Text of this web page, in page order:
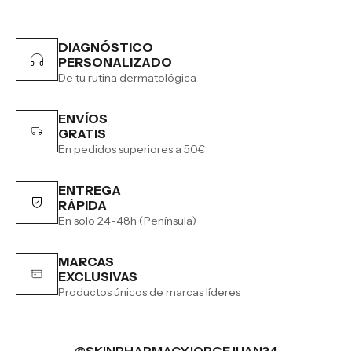
DIAGNÓSTICO
PERSONALIZADO
De tu rutina dermatológica
ENVÍOS
GRATIS
En pedidos superiores a 50€
ENTREGA
RÁPIDA
En solo 24-48h (Península)
MARCAS
EXCLUSIVAS
Productos únicos de marcas líderes